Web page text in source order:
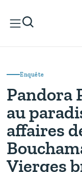
Enquête
Pandora
au
affaires
Vierges